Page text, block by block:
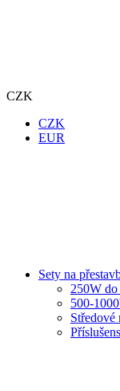
CZK
CZK
EUR
Sety na
250W do
500-
Středové